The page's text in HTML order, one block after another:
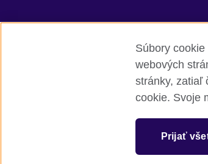
British Council Global
SC037733 (Scotland)
Súbory
webových
stránky, zatiaľ
cookie. Svoje
Prijať